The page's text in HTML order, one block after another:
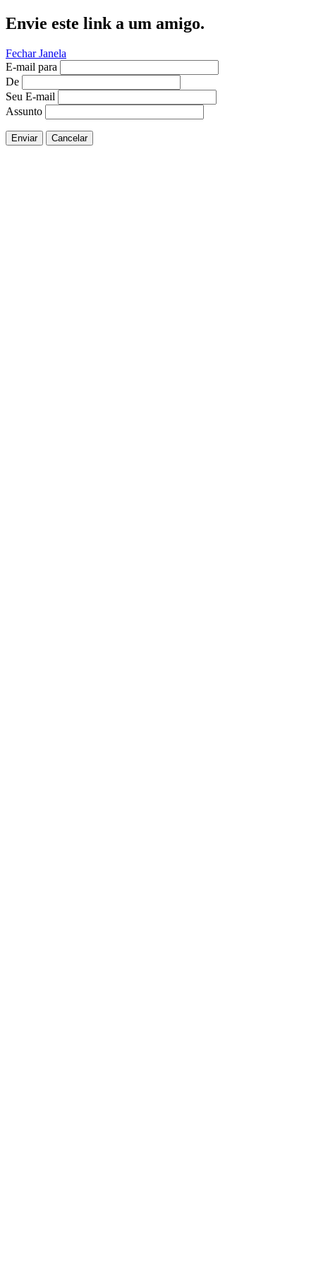
Envie este link a um amigo.
Fechar Janela
E-mail para
De
Seu E-mail
Assunto
Enviar Cancelar